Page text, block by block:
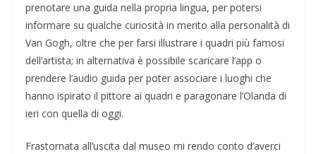
prenotare una guida nella propria lingua, per potersi
informare su qualche curiosità in merito alla personalità di
Van Gogh, oltre che per farsi illustrare i quadri più famosi
dell’artista; in alternativa è possibile scaricare l’app o
prendere l’audio guida per poter associare i luoghi che
hanno ispirato il pittore ai quadri e paragonare l’Olanda di
ieri con quella di oggi.
Frastornata all’uscita dal museo mi rendo conto d’averci